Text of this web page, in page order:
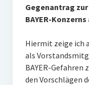
Gegenantrag
BAYER-Konzerns
Hiermit zeige ich
als
BAYER-Gefahren
den Vor­schlägen